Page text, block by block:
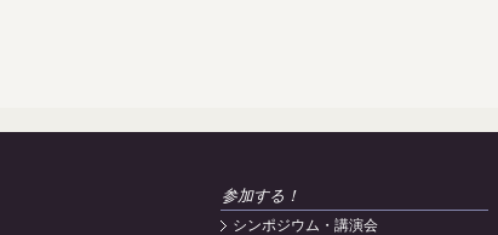
参加する！
シンポジウム・講演会